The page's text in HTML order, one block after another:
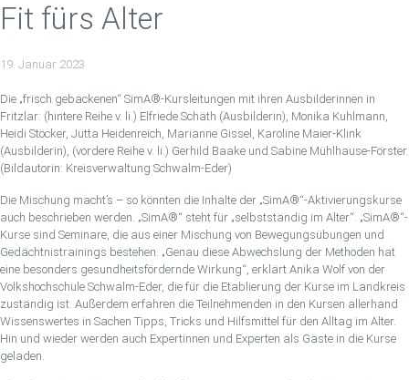
Fit fürs Alter
19. Januar 2023
Die „frisch gebackenen“ SimA®-Kursleitungen mit ihren Ausbilderinnen in
Fritzlar: (hintere Reihe v. li.) Elfriede Schäth (Ausbilderin), Monika Kuhlmann,
Heidi Stöcker, Jutta Heidenreich, Marianne Gissel, Karoline Maier-Klink
(Ausbilderin), (vordere Reihe v. li.) Gerhild Baake und Sabine Mühlhause-Förster.
(Bildautorin: Kreisverwaltung Schwalm-Eder)
Die Mischung macht’s – so könnten die Inhalte der „SimA®“-Aktivierungskurse
auch beschrieben werden. „SimA®“ steht für „selbstständig im Alter“. „SimA®“-
Kurse sind Seminare, die aus einer Mischung von Bewegungsübungen und
Gedächtnistrainings bestehen. „Genau diese Abwechslung der Methoden hat
eine besonders gesundheitsfördernde Wirkung“, erklärt Anika Wolf von der
Volkshochschule Schwalm-Eder, die für die Etablierung der Kurse im Landkreis
zuständig ist. Außerdem erfahren die Teilnehmenden in den Kursen allerhand
Wissenswertes in Sachen Tipps, Tricks und Hilfsmittel für den Alltag im Alter.
Hin und wieder werden auch Expertinnen und Experten als Gäste in die Kurse
geladen.